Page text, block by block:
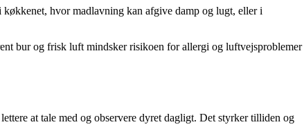
hvor madlavning kan afgive damp og lugt, eller i
bur og frisk luft mindsker risikoen for allergi og luftvejsproblemer
at tale med og observere dyret dagligt. Det styrker tilliden og